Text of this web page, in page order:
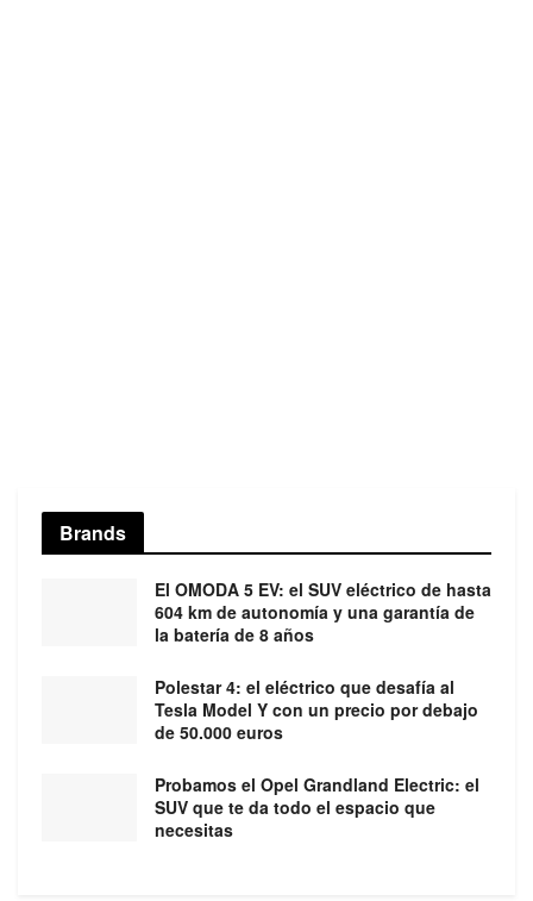
Brands
El OMODA 5 EV: el SUV eléctrico de hasta
604 km de autonomía y una garantía de
la batería de 8 años
Polestar 4: el eléctrico que desafía al
Tesla Model Y con un precio por debajo
de 50.000 euros
Probamos el Opel Grandland Electric: el
SUV que te da todo el espacio que
necesitas